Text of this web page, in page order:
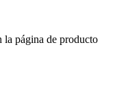
la página de producto